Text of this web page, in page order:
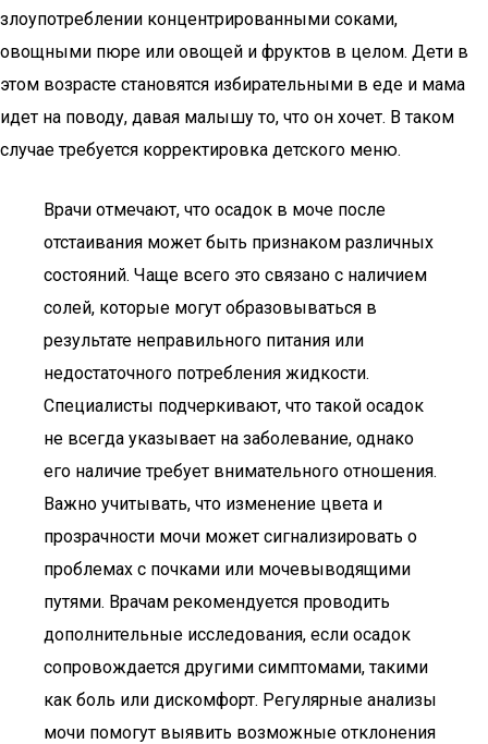
злоупотреблении концентрированными соками,
овощными пюре или овощей и фруктов в целом. Дети в
этом возрасте становятся избирательными в еде и мама
идет на поводу, давая малышу то, что он хочет. В таком
случае требуется корректировка детского меню.
Врачи отмечают, что осадок в моче после
отстаивания может быть признаком различных
состояний. Чаще всего это связано с наличием
солей, которые могут образовываться в
результате неправильного питания или
недостаточного потребления жидкости.
Специалисты подчеркивают, что такой осадок
не всегда указывает на заболевание, однако
его наличие требует внимательного отношения.
Важно учитывать, что изменение цвета и
прозрачности мочи может сигнализировать о
проблемах с почками или мочевыводящими
путями. Врачам рекомендуется проводить
дополнительные исследования, если осадок
сопровождается другими симптомами, такими
как боль или дискомфорт. Регулярные анализы
мочи помогут выявить возможные отклонения